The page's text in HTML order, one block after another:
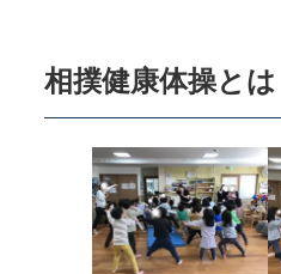
相撲健康体操とは